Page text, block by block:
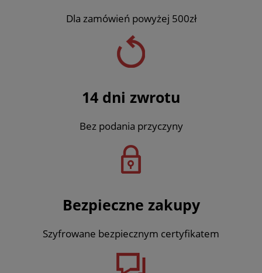
Dla zamówień powyżej 500zł
14 dni zwrotu
Bez podania przyczyny
Bezpieczne zakupy
Szyfrowane bezpiecznym certyfikatem